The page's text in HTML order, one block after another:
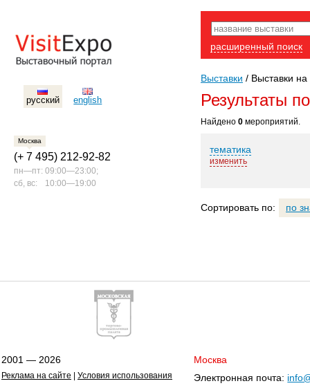
русский english
Москва
(+ 7 495) 212-92-82
пн—пт: 09:00—23:00;
сб, вс:
10:00—19:00
расширенный поиск
Выставки / Выставки
Результаты
Найдено 0 мероприятий.
тематика
изменить
Сортировать по: по
2001 — 2026
Реклама на сайте Условия использования
Москва
Электронная почта: